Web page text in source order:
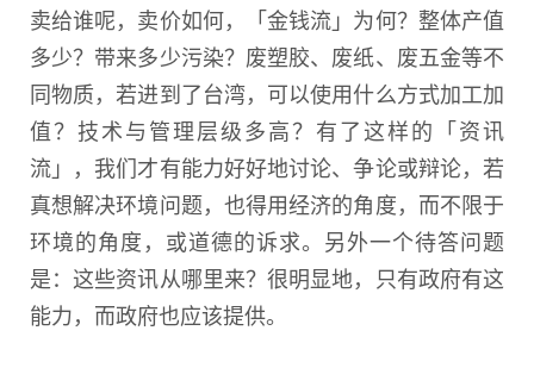
卖给谁呢，卖价如何，「金钱流」为何？整体产值
多少？带来多少污染？废塑胶、废纸、废五金等不
同物质，若进到了台湾，可以使用什么方式加工加
值？技术与管理层级多高？有了这样的「资讯
流」，我们才有能力好好地讨论、争论或辩论，若
真想解决环境问题，也得用经济的角度，而不限于
环境的角度，或道德的诉求。另外一个待答问题
是：这些资讯从哪里来？很明显地，只有政府有这
能力，而政府也应该提供。